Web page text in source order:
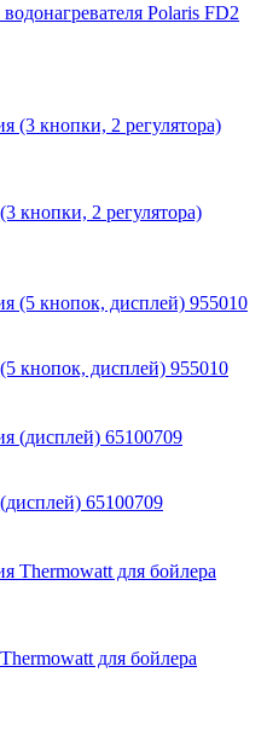
Polaris FD2
кнопки, 2 регулятора)
кнопок, дисплей) 955010
65100709
для бойлера